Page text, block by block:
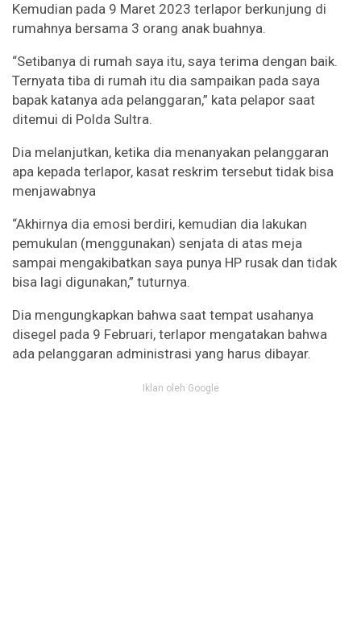
Kemudian pada 9 Maret 2023 terlapor berkunjung di
rumahnya bersama 3 orang anak buahnya.
“Setibanya di rumah saya itu, saya terima dengan baik.
Ternyata tiba di rumah itu dia sampaikan pada saya
bapak katanya ada pelanggaran,” kata pelapor saat
ditemui di Polda Sultra.
Dia melanjutkan, ketika dia menanyakan pelanggaran
apa kepada terlapor, kasat reskrim tersebut tidak bisa
menjawabnya
“Akhirnya dia emosi berdiri, kemudian dia lakukan
pemukulan (menggunakan) senjata di atas meja
sampai mengakibatkan saya punya HP rusak dan tidak
bisa lagi digunakan,” tuturnya.
Dia mengungkapkan bahwa saat tempat usahanya
disegel pada 9 Februari, terlapor mengatakan bahwa
ada pelanggaran administrasi yang harus dibayar.
Iklan oleh Google